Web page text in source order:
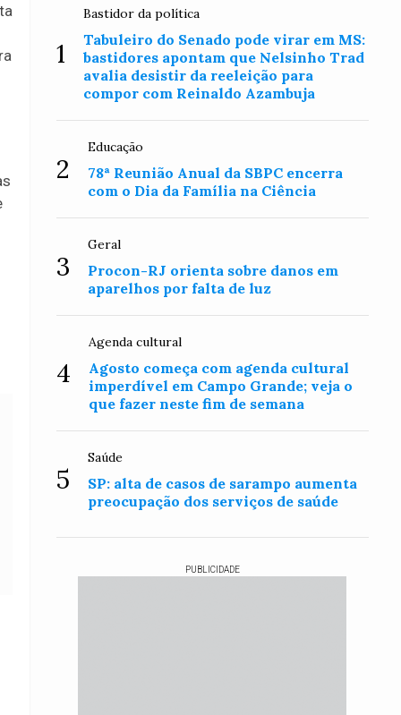
1
Bastidor da política
Tabuleiro do Senado pode virar em MS:
bastidores apontam que Nelsinho Trad
avalia desistir da reeleição para
compor com Reinaldo Azambuja
2
Educação
78ª Reunião Anual da SBPC encerra
com o Dia da Família na Ciência
3
Geral
Procon-RJ orienta sobre danos em
aparelhos por falta de luz
4
Agenda cultural
Agosto começa com agenda cultural
imperdível em Campo Grande; veja o
que fazer neste fim de semana
5
Saúde
SP: alta de casos de sarampo aumenta
preocupação dos serviços de saúde
PUBLICIDADE